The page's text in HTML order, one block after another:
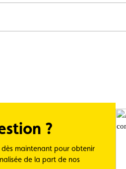
?
maintenant pour obtenir
de la part de nos